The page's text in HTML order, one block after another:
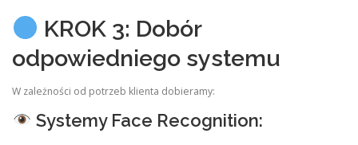
KROK 3: Dobór
odpowiedniego systemu
W zależności od potrzeb klienta dobieramy:
Systemy Face Recognition: